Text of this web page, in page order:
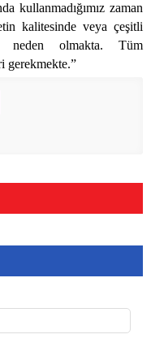
kullanmadığımız zaman
kalitesinde veya çeşitli
neden olmakta. Tüm
gerekmekte.”